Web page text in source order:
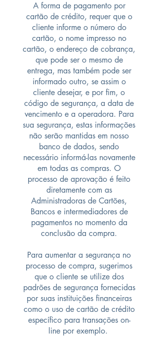
A forma de pagamento por
cartão de crédito, requer que o
cliente informe o número do
cartão, o nome impresso no
cartão, o endereço de cobrança,
que pode ser o mesmo de
entrega, mas também pode ser
informado outro, se assim o
cliente desejar, e por fim, o
código de segurança, a data de
vencimento e a operadora. Para
sua segurança, estas informações
não serão mantidas em nosso
banco de dados, sendo
necessário informá-las novamente
em todas as compras. O
processo de aprovação é feito
diretamente com as
Administradoras de Cartões,
Bancos e intermediadores de
pagamentos no momento da
conclusão da compra.
Para aumentar a segurança no
processo de compra, sugerimos
que o cliente se utilize dos
padrões de segurança fornecidas
por suas instituições financeiras
como o uso de cartão de crédito
específico para transações on-
line por exemplo.